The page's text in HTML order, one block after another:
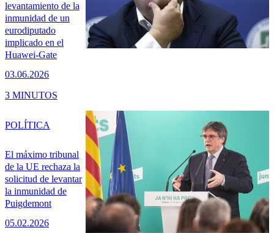
levantamiento de la
inmunidad de un
eurodiputado
implicado en el
Huawei-Gate
03.06.2026
3 MINUTOS
El máximo tribunal
de la UE rechaza la
solicitud de levantar
la inmunidad de
Puigdemont
05.02.2026
POLÍTICA